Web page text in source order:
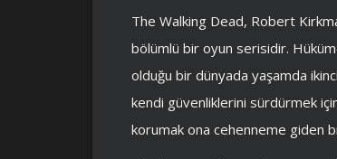
The Walking Dead, Robert
bölümlü bir oyun serisidir.
olduğu bir dünyada yaşamda
kendi güvenliklerini sürdürmek
korumak ona cehenneme giden